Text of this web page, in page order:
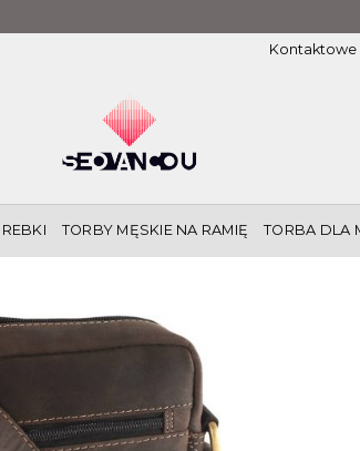
Kontaktowe
TORBY MĘSKIE NA RAMIĘ TORBA DLA